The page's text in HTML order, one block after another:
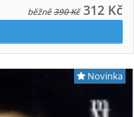
běžně390 Kč 312 Kč
Novinka